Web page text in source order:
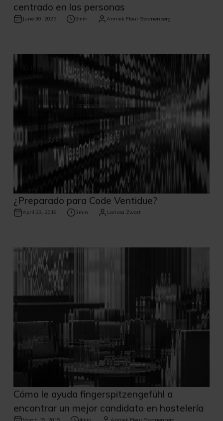
centrado en las personas
June 30, 2025 5min Anniek Fleur Swanenberg
¿Preparado para Code Ventidue?
April 23, 2019 3min Larissa Zwart
Cómo le ayuda fingerspitzengefühl a
encontrar un mejor candidato en hostelería